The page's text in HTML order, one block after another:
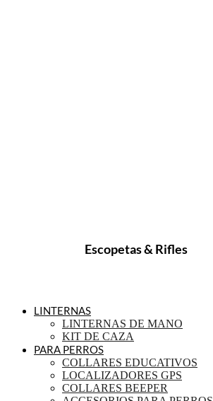
Escopetas & Rifles
LINTERNAS
LINTERNAS DE MANO
KIT DE CAZA
PARA PERROS
COLLARES EDUCATIVOS
LOCALIZADORES GPS
COLLARES BEEPER